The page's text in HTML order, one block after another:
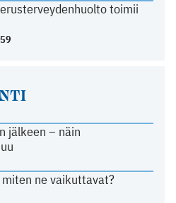
toimii
jälkeen – näin
ne vaikuttavat?